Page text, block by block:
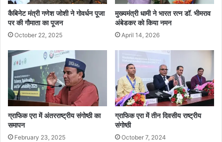
कैबिनेट मंत्री गणेश जोशी ने गोवर्धन पूजा
पर की गौमाता का पूजन
October 22, 2025
मुख्यमंत्री धामी ने भारत रत्न डॉ. भीमराव
अंबेडकर को किया नमन
April 14, 2026
ग्राफिक एरा में अंतरराष्ट्रीय संगोष्ठी का
समापन
February 23, 2025
ग्राफिक एरा में तीन दिवसीय राष्ट्रीय
संगोष्ठी
October 7, 2024